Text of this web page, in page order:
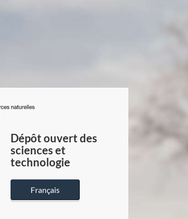
du
Canada
Dépôt ouvert des
sciences et
technologie
Français